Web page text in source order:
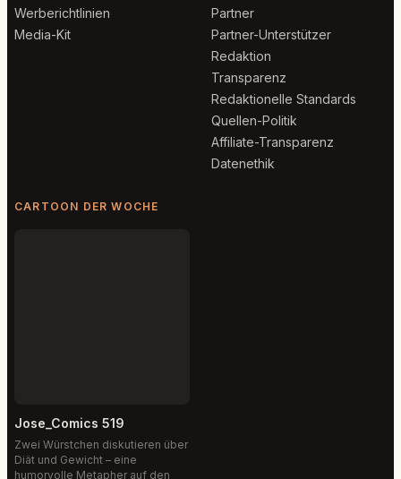
Werberichtlinien
Media-Kit
Partner
Partner-Unterstützer
Redaktion
Transparenz
Redaktionelle Standards
Quellen-Politik
Affiliate-Transparenz
Datenethik
CARTOON DER WOCHE
Jose_Comics 519
Zwei Würstchen diskutieren über
Diät und Gewicht – eine
humorvolle Metapher auf den